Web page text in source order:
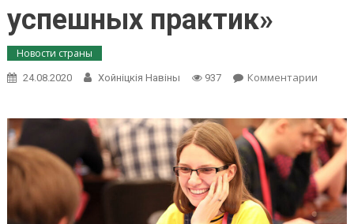
успешных практик»
Новости страны
24.08.2020 Хойнiцкiя Навiны 937 Комментарииon
1